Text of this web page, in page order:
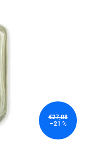
€27,08
–21 %